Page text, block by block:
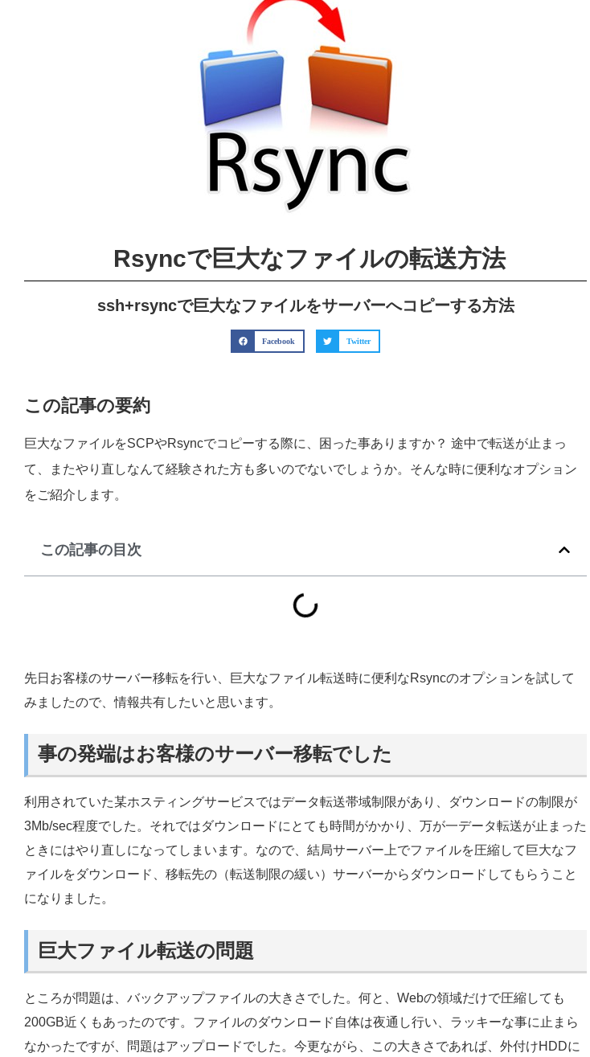
Rsyncで巨大なファイルの転送方法
ssh+rsyncで巨大なファイルをサーバーへコピーする方法
Facebook Twitter
この記事の要約
巨大なファイルをSCPやRsyncでコピーする際に、困った事ありますか？ 途中で転送が止まっ
て、またやり直しなんて経験された方も多いのでないでしょうか。そんな時に便利なオプション
をご紹介します。
この記事の目次
先日お客様のサーバー移転を行い、巨大なファイル転送時に便利なRsyncのオプションを試して
みましたので、情報共有したいと思います。
事の発端はお客様のサーバー移転でした
利用されていた某ホスティングサービスではデータ転送帯域制限があり、ダウンロードの制限が
3Mb/sec程度でした。それではダウンロードにとても時間がかかり、万が一データ転送が止まった
ときにはやり直しになってしまいます。なので、結局サーバー上でファイルを圧縮して巨大なフ
ァイルをダウンロード、移転先の（転送制限の緩い）サーバーからダウンロードしてもらうこと
になりました。
巨大ファイル転送の問題
ところが問題は、バックアップファイルの大きさでした。何と、Webの領域だけで圧縮しても
200GB近くもあったのです。ファイルのダウンロード自体は夜通し行い、ラッキーな事に止まら
なかったですが、問題はアップロードでした。今更ながら、この大きさであれば、外付けHDDに